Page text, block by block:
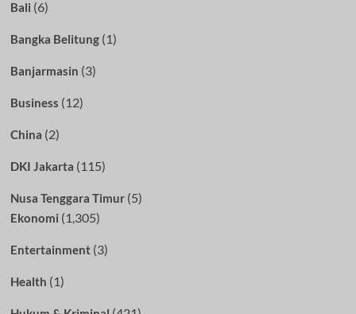
Bali (6)
Bangka Belitung(1)
Banjarmasin (3)
Business (12)
China (2)
DKI Jakarta (115)
Nusa Tenggara Timur(5)
Ekonomi (1,305)
Entertainment(3)
Health (1)